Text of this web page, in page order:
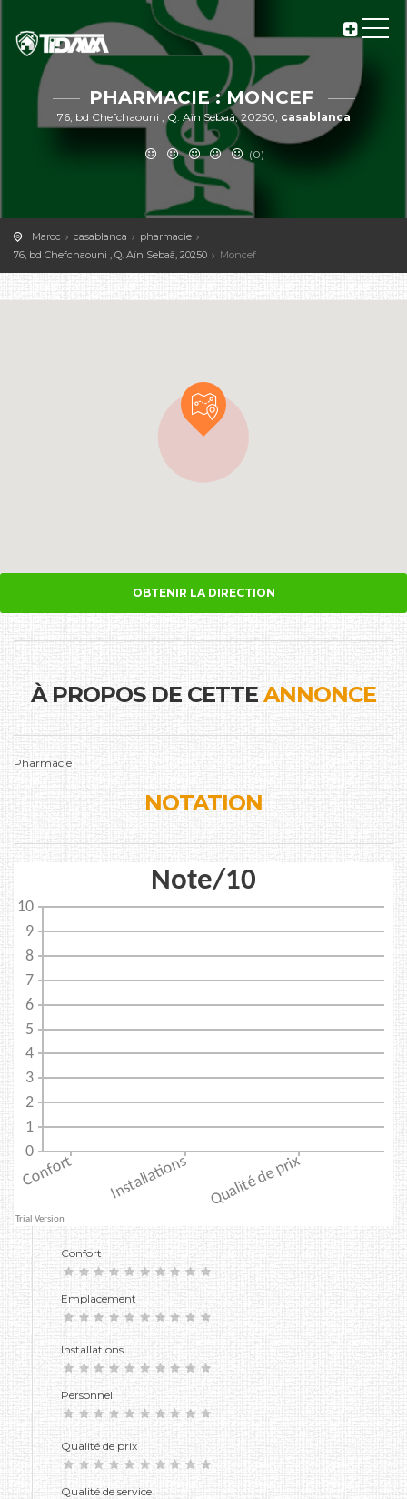
PHARMACIE : MONCEF
76, bd Chefchaouni , Q. Aïn Sebaâ, 20250, casablanca
(0)
Maroc casablanca
pharmacie
76, bd Chefchaouni , Q. Aïn Sebaâ, 20250
Moncef
OBTENIR LA DIRECTION
À PROPOS DE CETTEANNONCE
Pharmacie
NOTATION
Confort
Emplacement
Installations
Personnel
Qualité de prix
Qualité de service